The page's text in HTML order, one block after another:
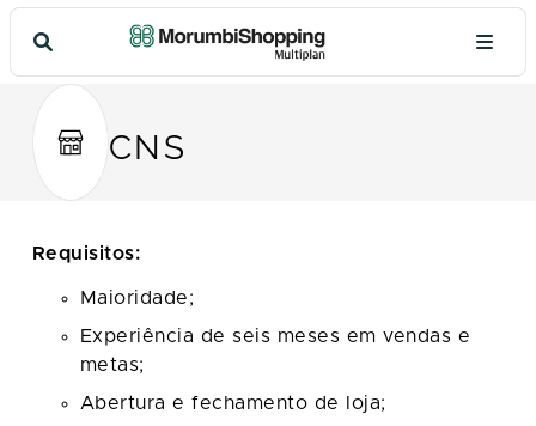
CNS
Requisitos:
Maioridade;
Experiência de seis meses em vendas e
metas;
Abertura e fechamento de loja;